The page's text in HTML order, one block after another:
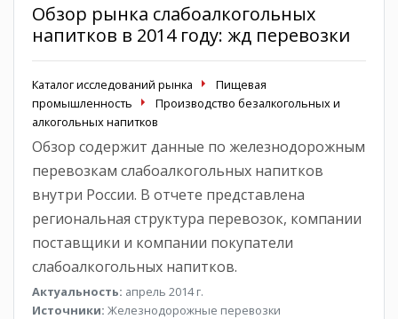
Обзор рынка слабоалкогольных
напитков в 2014 году: жд перевозки
Каталог исследований рынка
Пищевая
промышленность
Производство безалкогольных и
алкогольных напитков
Обзор содержит данные по железнодорожным
перевозкам слабоалкогольных напитков
внутри России. В отчете представлена
региональная структура перевозок, компании
поставщики и компании покупатели
слабоалкогольных напитков.
Актуальность: апрель 2014 г.
Источники: Железнодорожные перевозки